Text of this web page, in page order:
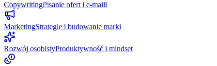
CopywritingPisanie ofert i e-maili
MarketingStrategie i budowanie marki
Rozwój osobistyProduktywność i mindset